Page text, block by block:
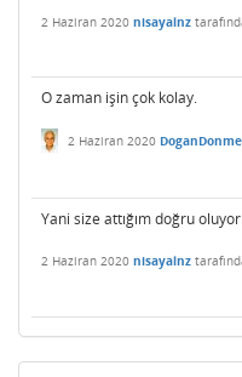
2 Haziran 2020 nisayalnz
O zaman işin çok kolay.
2 Haziran 2020
Yani size attığım doğru
2 Haziran 2020 nisayalnz